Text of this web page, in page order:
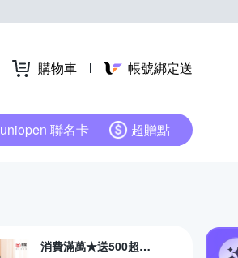
購物車 帳號綁定送
uniopen 聯名卡 超贈點
消費滿萬★送500超贈點